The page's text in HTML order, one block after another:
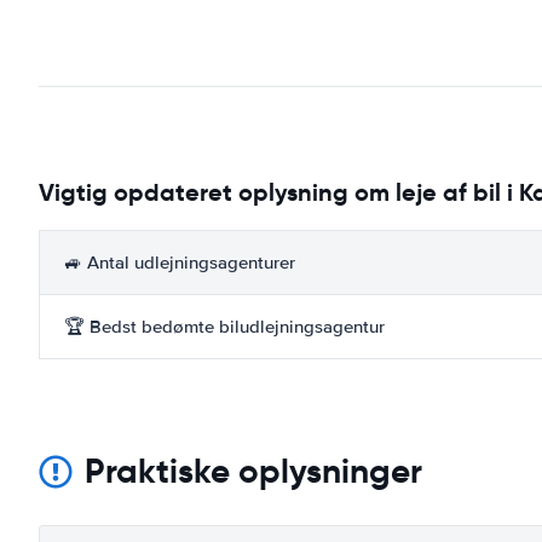
Vigtig opdateret oplysning om leje af bil i
🚙 Antal udlejningsagenturer
🏆 Bedst bedømte biludlejningsagentur
Praktiske oplysninger